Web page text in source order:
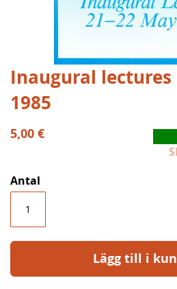
Hoppa
till
början
bildgalleriet
Inaugural lectures
1985
5,00 €
Antal
Lägg till i